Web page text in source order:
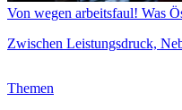
Von wegen arbeitsfaul! Was
Zwischen Leistungsdruck,
Themen